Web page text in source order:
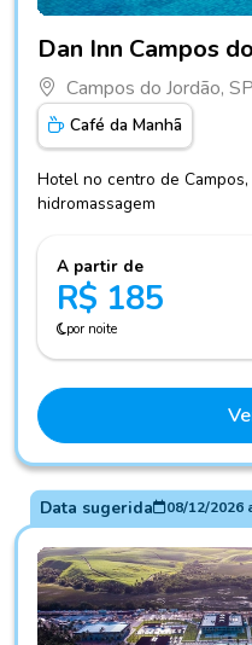
Dan Inn Campos
Campos do Jordão, SP
Café da Manhã
Hotel no centro de
hidromassagem
A partir de
R$ 185
por noite
Data sugerida 08/12/2026